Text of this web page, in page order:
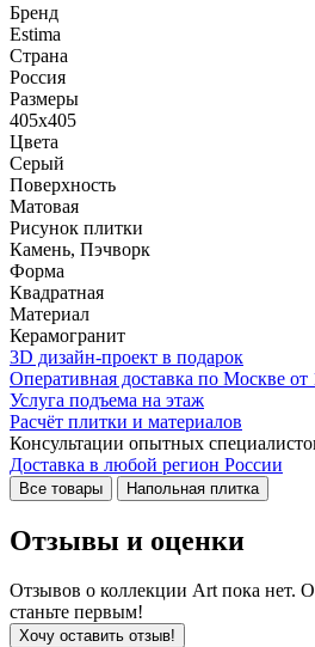
Бренд
Estima
Страна
Россия
Размеры
405x405
Цвета
Серый
Поверхность
Матовая
Рисунок плитки
Камень, Пэчворк
Форма
Квадратная
Материал
Керамогранит
3D дизайн-проект в подарок
Оперативная доставка по Москве от
Услуга подъема на этаж
Расчёт плитки и материалов
Консультации опытных
Доставка в любой регион России
Все товары Напольная плитка
Отзывы и оценки
Отзывов о коллекции Art пока нет.
станьте первым!
Хочу оставить отзыв!